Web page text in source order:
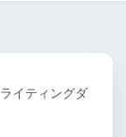
イティングダ